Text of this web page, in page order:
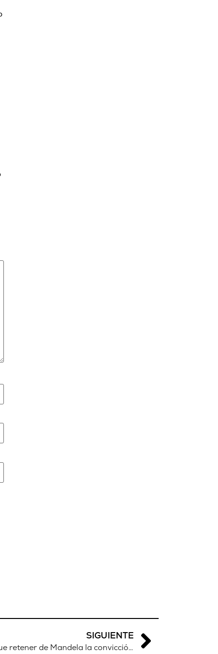
SIGUIENTE
Antonio Lozano: “Tenemos que retener de Mandela la convicción para combatir la injusticia”